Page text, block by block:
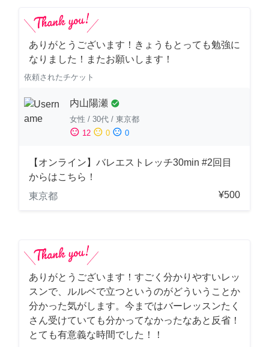
ありがとうございます！きょうもとっても勉強に
なりました！またお願いします！
依頼されたチケット
内山陽瀬 check_circle
女性 / 30代 / 東京都
sentiment_satisfied 12 sentiment_neutral 0 sentiment_dissatisfied 0
【オンライン】バレエストレッチ30min #2回目
からはこちら！
東京都
¥500
ありがとうございます！すごく分かりやすいレッ
スンで、ルルベで立つというのがどういうことか
分かった気がします。今まではバーレッスンたく
さん受けていても分かってなかったなあと反省！
とても有意義な時間でした！！